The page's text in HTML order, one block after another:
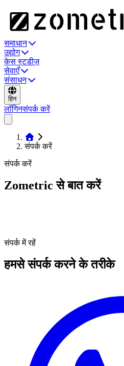
समाधान
उद्योग
केस स्टडीज़
सेवाएँ
संसाधन
हिन
लॉगिनसंपर्क करें
संपर्क करें
संपर्क करें
Zometric से बात करें
संपर्क में रहें
हमसे संपर्क करने के तरीके